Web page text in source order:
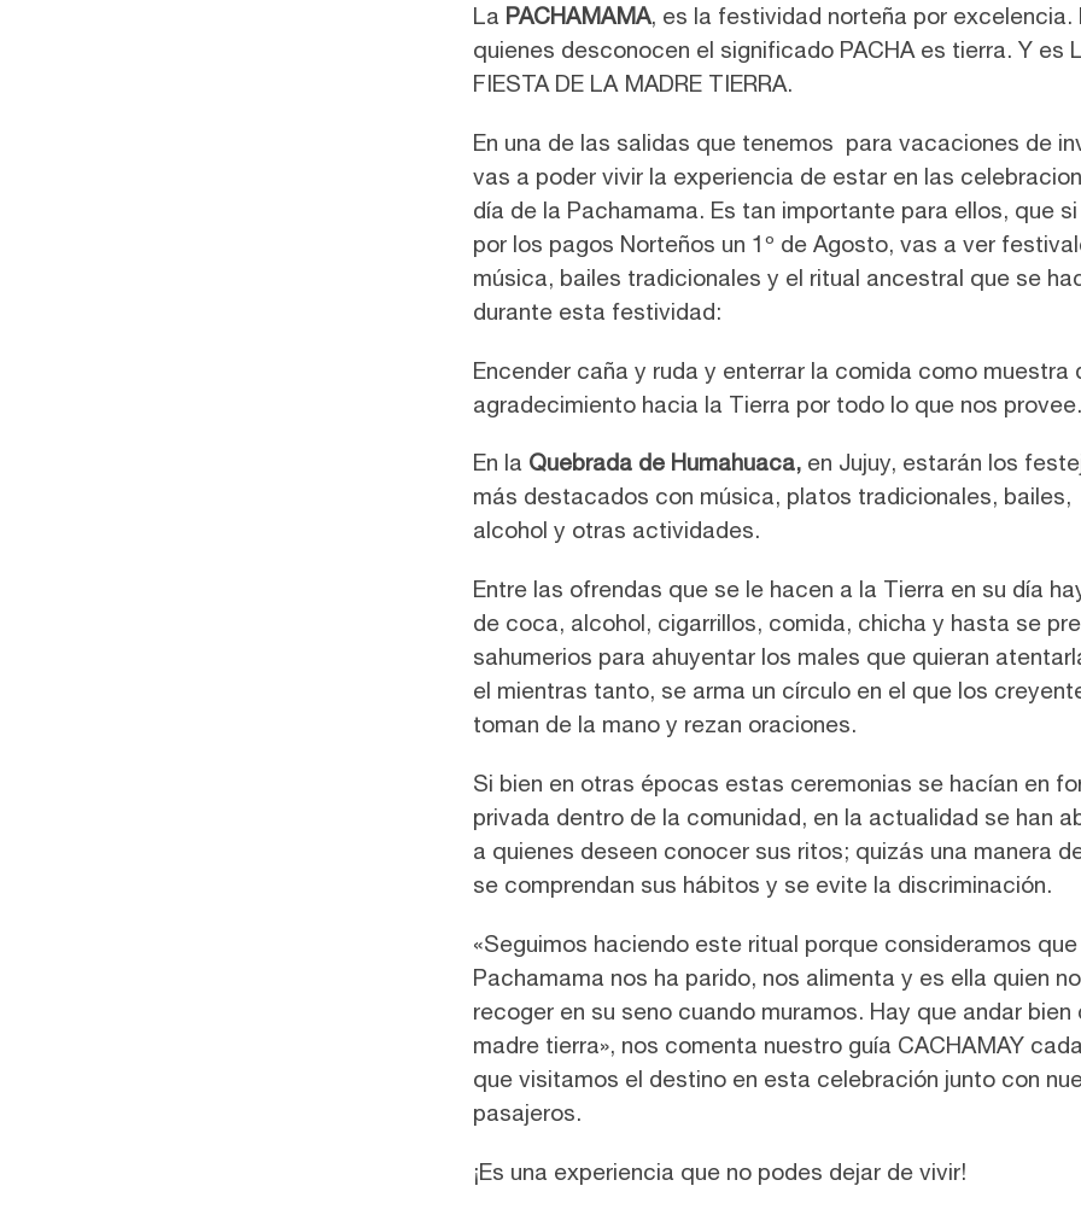
La PACHAMAMA, es la festividad norteña por excelencia.
quienes desconocen el significado PACHA es tierra. Y es
FIESTA DE LA MADRE TIERRA.
En una de las salidas que tenemos para vacaciones de
vas a poder vivir la experiencia de estar en las
día de la Pachamama. Es tan importante para ellos, que
por los pagos Norteños un 1º de Agosto, vas a ver
música, bailes tradicionales y el ritual ancestral que se
durante esta festividad:
Encender caña y ruda y enterrar la comida como muestra
agradecimiento hacia la Tierra por todo lo que nos provee.
En la Quebrada de Humahuaca, en Jujuy, estarán los
más destacados con música, platos tradicionales, bailes,
alcohol y otras actividades.
Entre las ofrendas que se le hacen a la Tierra en su día
de coca, alcohol, cigarrillos, comida, chicha y hasta se
sahumerios para ahuyentar los males que quieran
el mientras tanto, se arma un círculo en el que los
toman de la mano y rezan oraciones.
Si bien en otras épocas estas ceremonias se hacían en
privada dentro de la comunidad, en la actualidad se han
a quienes deseen conocer sus ritos; quizás una manera
se comprendan sus hábitos y se evite la discriminación.
«Seguimos haciendo este ritual porque consideramos que
Pachamama nos ha parido, nos alimenta y es ella quien
recoger en su seno cuando muramos. Hay que andar bien
madre tierra», nos comenta nuestro guía CACHAMAY
que visitamos el destino en esta celebración junto con
pasajeros.
¡Es una experiencia que no podes dejar de vivir!